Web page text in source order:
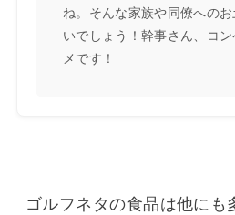
ね。そんな家族や同僚への
いでしょう！幹事さん、コ
メです！
ゴルフネタの食品は他にも